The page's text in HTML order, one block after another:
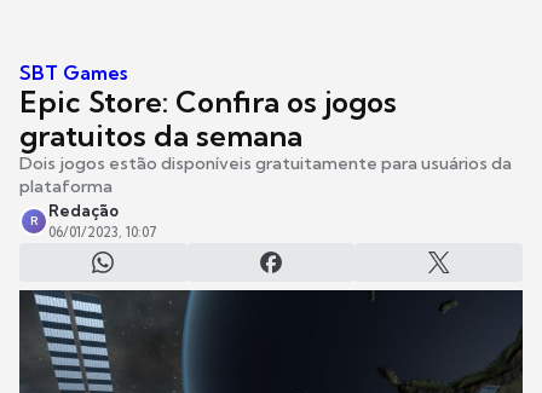
SBT Games
Epic Store: Confira os jogos
gratuitos da semana
Dois jogos estão disponíveis gratuitamente para usuários da
plataforma
R
Redação
06/01/2023, 10:07